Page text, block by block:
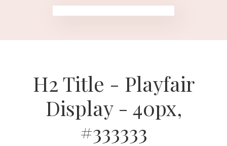
H2 Title - Playfair
Display - 40px,
#333333